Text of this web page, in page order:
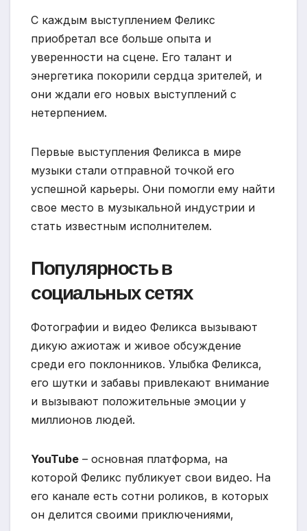
С каждым выступлением Феликс
приобретал все больше опыта и
уверенности на сцене. Его талант и
энергетика покорили сердца зрителей, и
они ждали его новых выступлений с
нетерпением.
Первые выступления Феликса в мире
музыки стали отправной точкой его
успешной карьеры. Они помогли ему найти
свое место в музыкальной индустрии и
стать известным исполнителем.
Популярность в
социальных сетях
Фотографии и видео Феликса вызывают
дикую ажиотаж и живое обсуждение
среди его поклонников. Улыбка Феликса,
его шутки и забавы привлекают внимание
и вызывают положительные эмоции у
миллионов людей.
YouTube – основная платформа, на
которой Феликс публикует свои видео. На
его канале есть сотни роликов, в которых
он делится своими приключениями,